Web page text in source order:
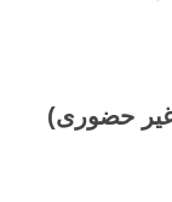
حضوری)